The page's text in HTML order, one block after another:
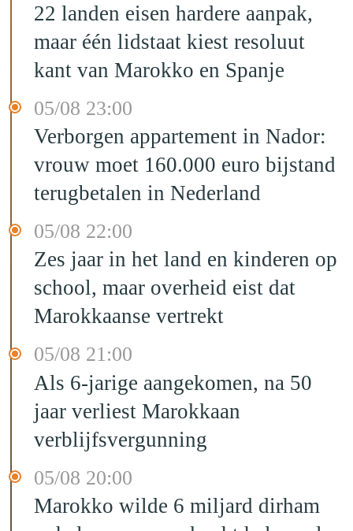
22 landen eisen hardere aanpak,
maar één lidstaat kiest resoluut
kant van Marokko en Spanje
05/08 23:00
Verborgen appartement in Nador:
vrouw moet 160.000 euro bijstand
terugbetalen in Nederland
05/08 22:00
Zes jaar in het land en kinderen op
school, maar overheid eist dat
Marokkaanse vertrekt
05/08 21:00
Als 6-jarige aangekomen, na 50
jaar verliest Marokkaan
verblijfsvergunning
05/08 20:00
Marokko wilde 6 miljard dirham